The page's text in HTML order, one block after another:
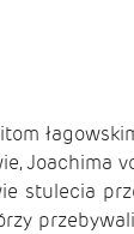
Joachima
stulecia